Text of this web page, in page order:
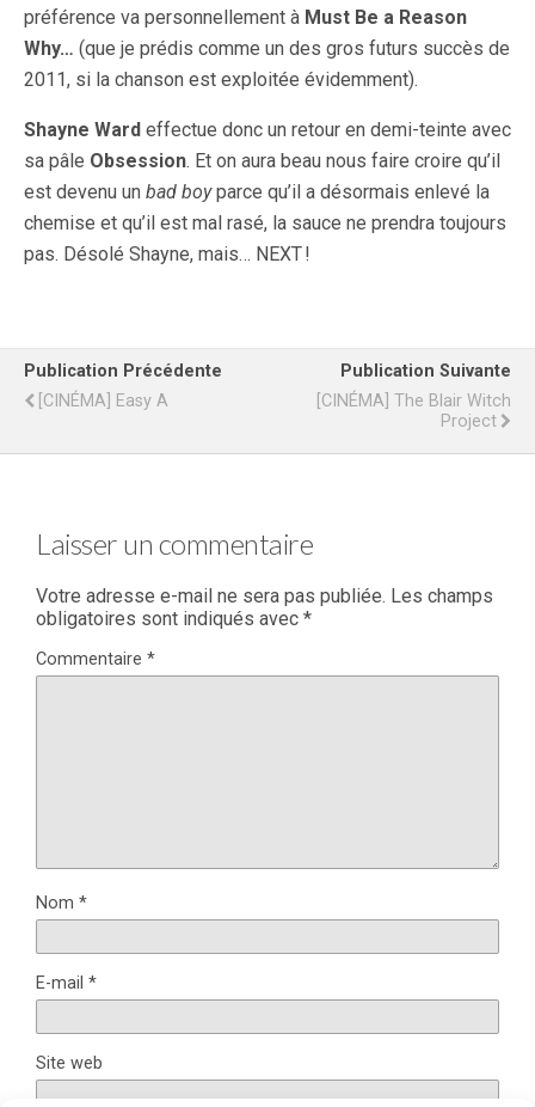
préférence va personnellement à Must Be a Reason
Why… (que je prédis comme un des gros futurs succès de
2011, si la chanson est exploitée évidemment).
Shayne Ward effectue donc un retour en demi-teinte avec
sa pâle Obsession. Et on aura beau nous faire croire qu’il
est devenu un bad boyparce qu’il a désormais enlevé la
chemise et qu’il est mal rasé, la sauce ne prendra toujours
pas. Désolé Shayne, mais… NEXT !
Publication Précédente
[CINÉMA] Easy A
Publication Suivante
[CINÉMA] The Blair Witch
Project
Laisser un commentaire
Votre adresse e-mail ne sera pas publiée. Les champs
obligatoires sont indiqués avec *
Commentaire *
Nom *
E-mail *
Site web